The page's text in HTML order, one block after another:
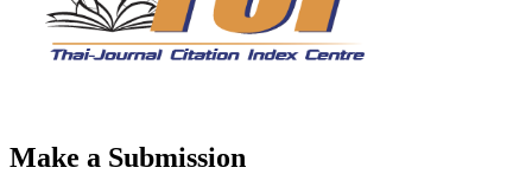
Make a Submission